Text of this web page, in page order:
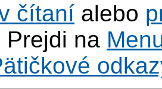
čítaní alebo
Prejdi na